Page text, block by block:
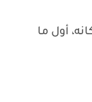
أول ما